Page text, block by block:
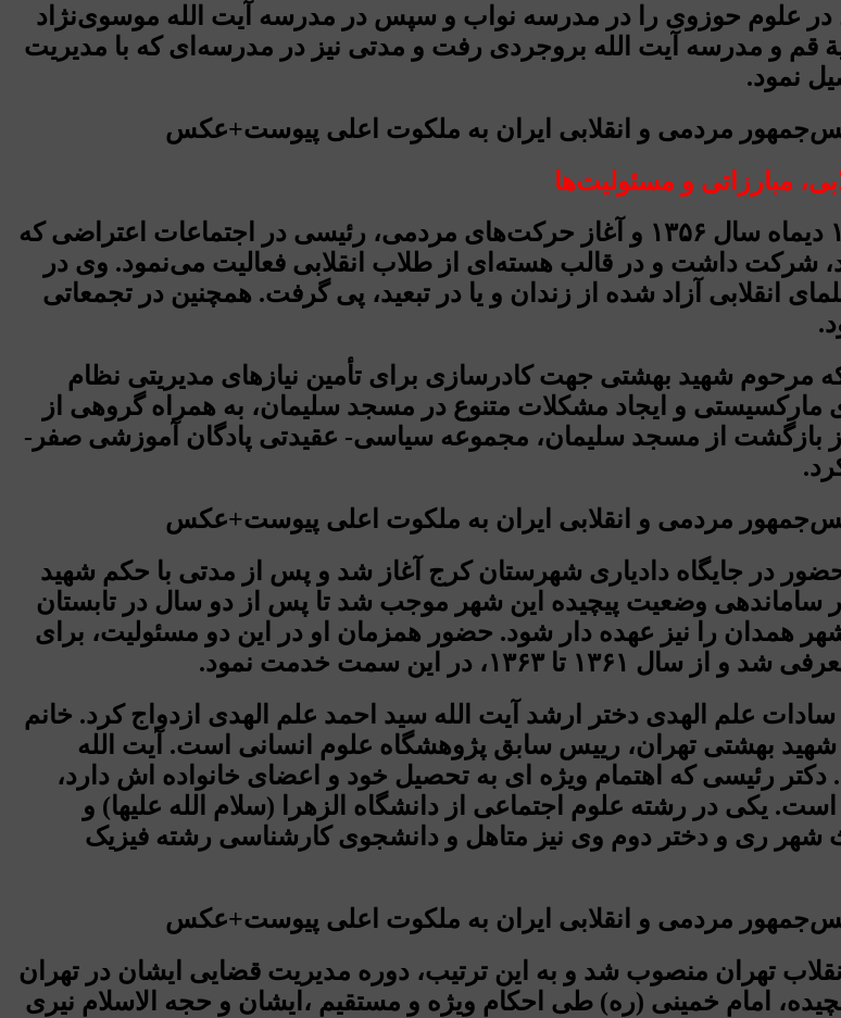
در علوم حوزوی را در مدرسه نواب و سپس در مدرسه آیت الله موسوی‌نژاد
به حوزة علمیة قم و مدرسه آیت الله بروجردی رفت و مدتی نیز در مدرسه‌ای که با مدیریت
نمود.
مبارزاتی و مسئولیت‌ها
در پی اهانت به امام خمینی (ره) در روزنامة اطلاعات در ۱۷ دیماه سال ۱۳۵۶ و آغاز حرکت‌های مردمی، رئیسی در اجتماعات اعتراضی که
شرکت داشت و در قالب هسته‌ای از طلاب انقلابی فعالیت می‌نمود. وی در
انقلابی آزاد شده از زندان و یا در تبعید، پی گرفت. همچنین در تجمعاتی
مرحوم شهید بهشتی جهت کادرسازی برای تأمین نیازهای مدیریتی نظام
و ایجاد مشکلات متنوع در مسجد سلیمان، به همراه گروهی از
بازگشت از مسجد سلیمان، مجموعه سیاسی- عقیدتی پادگان آموزشی صفر-
الله رئیسی به عرصة مدیریت از سال ۱۳۵۹ و با حضور در جایگاه دادیاری شهرستان کرج آغاز شد و پس از مدتی با حکم شهید
وضعیت پیچیده این شهر موجب شد تا پس از دو سال در تابستان
شهر همدان را نیز عهده دار شود. حضور همزمان او در این دو مسئولیت، برای
در این سمت خدمت نمود.
۲۳ سالگی با دکتر جمیله سادات علم الهدی دختر ارشد آیت الله سید احمد علم الهدی ازدواج کرد. خانم
شهید بهشتی تهران، رییس سابق پژوهشگاه علوم انسانی است. آیت الله
رئیسی که اهتمام ویژه ای به تحصیل خود و اعضای خانواده اش دارد،
یکی در رشته علوم اجتماعی از دانشگاه الزهرا (سلام الله علیها) و
شهر ری و دختر دوم وی نیز متاهل و دانشجوی کارشناسی رشته فیزیک
جانشین دادستان انقلاب تهران منصوب شد و به این ترتیب، دوره مدیریت قضایی ایشان در تهران
امام خمینی (ره) طی احکام ویژه و مستقیم ،‌ایشان و حجه الاسلام نیری